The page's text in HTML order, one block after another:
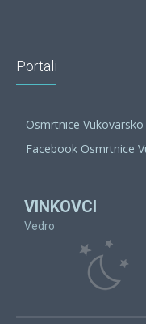
Portali
Osmrtnice
Facebook Osmrtnice
VINKOVCI
Vedro